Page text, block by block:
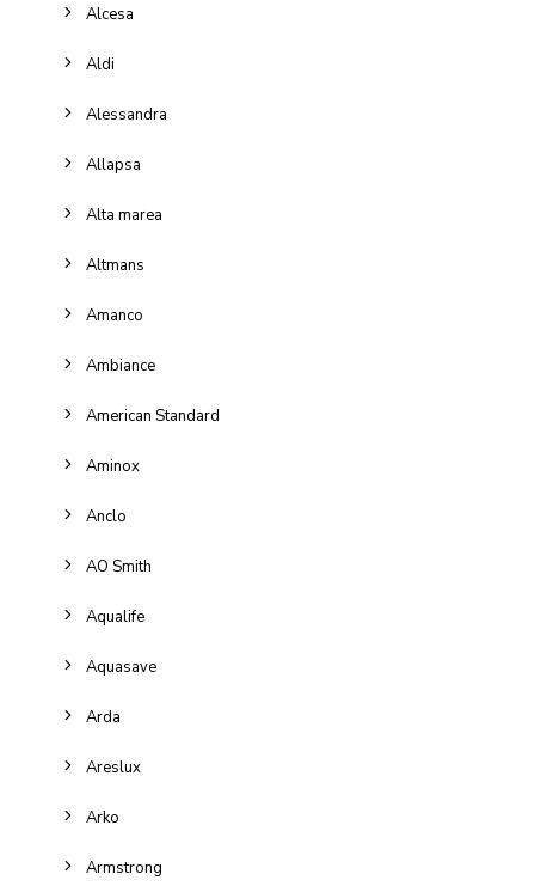
Alcesa
Aldi
Alessandra
Allapsa
Alta marea
Altmans
Amanco
Ambiance
American Standard
Aminox
Anclo
AO Smith
Aqualife
Aquasave
Arda
Areslux
Arko
Armstrong